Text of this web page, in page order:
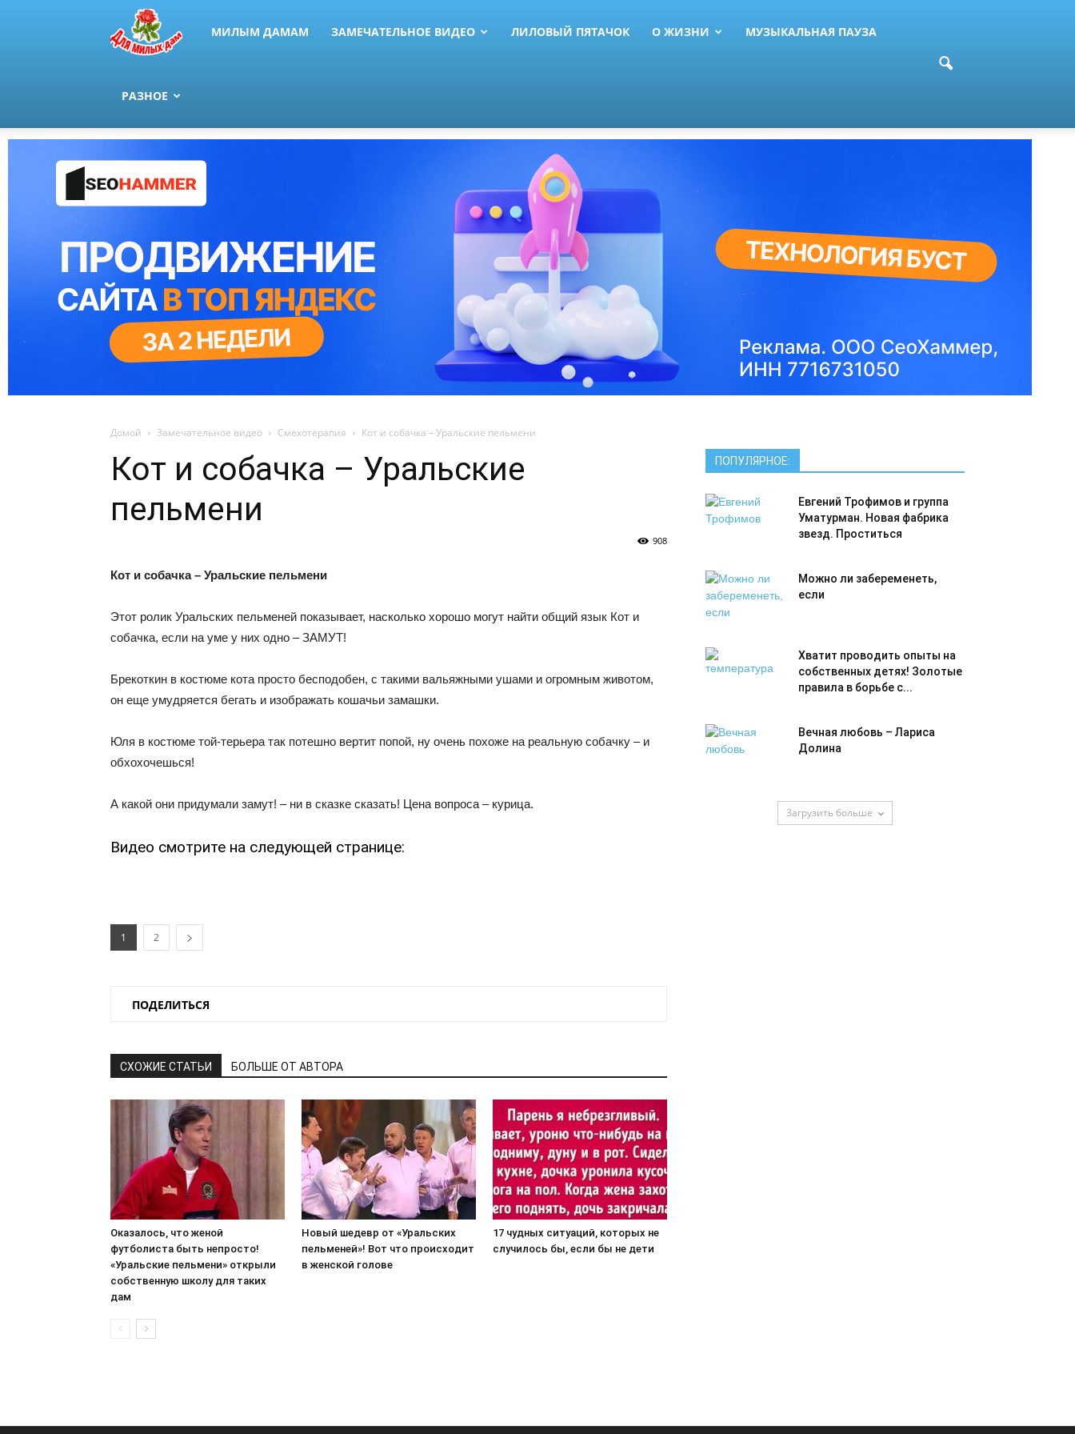
МИЛЫМ ДАМАМ ЗАМЕЧАТЕЛЬНОЕ ВИДЕО ЛИЛОВЫЙ ПЯТАЧОК О ЖИЗНИ МУЗЫКАЛЬНАЯ ПАУЗА
РАЗНОЕ
Домой Замечательное видео Смехотерапия Кот и собачка – Уральские пельмени
Кот и собачка – Уральские
пельмени
908
Кот и собачка – Уральские пельмени
Этот ролик Уральских пельменей показывает, насколько хорошо могут найти общий язык Кот и
собачка, если на уме у них одно – ЗАМУТ!
Брекоткин в костюме кота просто бесподобен, с такими вальяжными ушами и огромным животом,
он еще умудряется бегать и изображать кошачьи замашки.
Юля в костюме той-терьера так потешно вертит попой, ну очень похоже на реальную собачку – и
обхохочешься!
А какой они придумали замут! – ни в сказке сказать! Цена вопроса – курица.
Видео смотрите на следующей странице:
1 2
ПОДЕЛИТЬСЯ
СХОЖИЕ СТАТЬИ БОЛЬШЕ ОТ АВТОРА
Оказалось, что женой
футболиста быть непросто!
«Уральские пельмени» открыли
собственную школу для таких
дам
Новый шедевр от «Уральских
пельменей»! Вот что происходит
в женской голове
17 чудных ситуаций, которых не
случилось бы, если бы не дети
ПОПУЛЯРНОЕ:
Евгений Трофимов и группа
Уматурман. Новая фабрика
звезд. Проститься
Можно ли забеременеть,
если
Хватит проводить опыты на
собственных детях! Золотые
правила в борьбе с...
Вечная любовь – Лариса
Долина
Загрузить больше